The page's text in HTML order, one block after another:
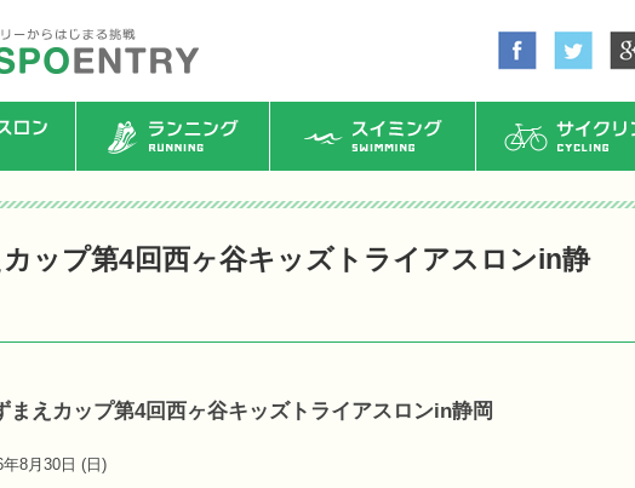
ン ランニング スイミング サイクリング
ップ第4回西ヶ谷キッズトライアスロンin静
まえカップ第4回西ヶ谷キッズトライアスロンin静岡
年8月30日 (日 )